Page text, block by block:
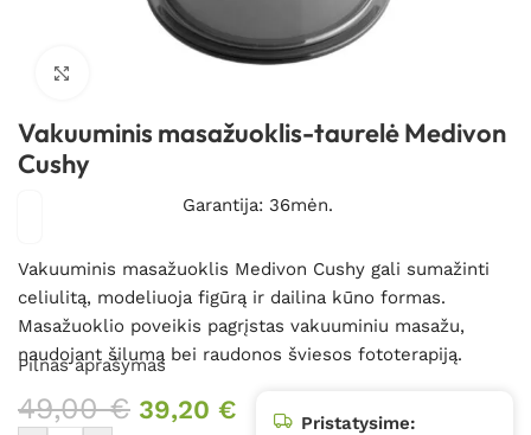
Vakuuminis masažuoklis-taurelė Medivon
Cushy
Garantija: 36mėn.
Vakuuminis masažuoklis Medivon Cushy gali sumažinti
celiulitą, modeliuoja figūrą ir dailina kūno formas.
Masažuoklio poveikis pagrįstas vakuuminiu masažu,
naudojant šilumą bei raudonos šviesos fototerapiją.
Pilnas aprašymas
49,00€ 39,20 €
Pristatysime: